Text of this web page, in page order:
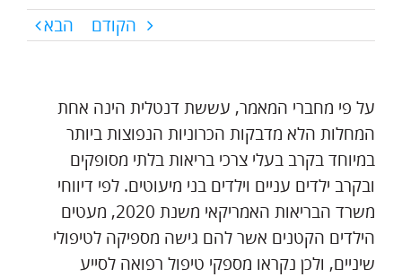
הקודם הבא
על פי מחברי המאמר, עששת דנטלית הינה אחת
המחלות הלא מדבקות הכרוניות הנפוצות ביותר
במיוחד בקרב בעלי צרכי בריאות בלתי מסופקים
ובקרב ילדים עניים וילדים בני מיעוטים. לפי דיווחי
משרד הבריאות האמריקאי משנת 2020, מעטים
הילדים הקטנים אשר להם גישה מספיקה לטיפולי
שיניים, ולכן נקראו מספקי טיפול רפואה לסייע